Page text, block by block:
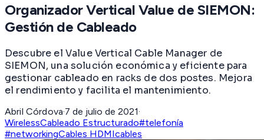
Organizador Vertical Value de SIEMON:
Gestión de Cableado
Descubre el Value Vertical Cable Manager de
SIEMON, una solución económica y eficiente para
gestionar cableado en racks de dos postes. Mejora
el rendimiento y facilita el mantenimiento.
Abril Córdova·7 de julio de 2021·
WirelessCableado Estructurado#telefonía
#networkingCables HDMIcables